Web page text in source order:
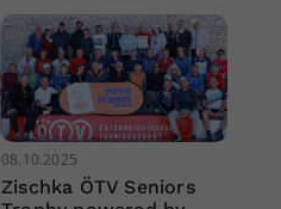
08.10.2025
Zischka ÖTV Seniors